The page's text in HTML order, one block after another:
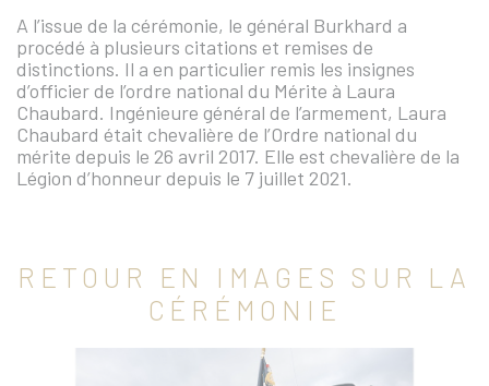
A l’issue de la cérémonie, le général Burkhard a
procédé à plusieurs citations et remises de
distinctions. Il a en particulier remis les insignes
d’officier de l’ordre national du Mérite à Laura
Chaubard. Ingénieure général de l’armement, Laura
Chaubard était chevalière de l’Ordre national du
mérite depuis le 26 avril 2017. Elle est chevalière de la
Légion d’honneur depuis le 7 juillet 2021.
RETOUR EN IMAGES SUR LA
CÉRÉMONIE